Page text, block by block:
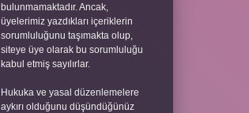
bulunmamaktadır. Ancak,
üyelerimiz yazdıkları içeriklerin
sorumluluğunu taşımakta olup,
siteye üye olarak bu sorumluluğu
kabul etmiş sayılırlar.
Hukuka ve yasal düzenlemelere
aykırı olduğunu düşündüğünüz